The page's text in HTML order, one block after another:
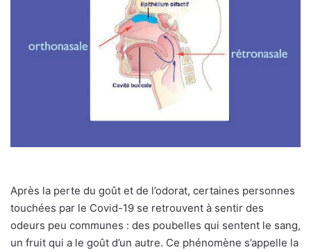
Après la perte du goût et de l’odorat, certaines personnes
touchées par le Covid-19 se retrouvent à sentir des
odeurs peu communes : des poubelles qui sentent le sang,
un fruit qui a le goût d’un autre. Ce phénomène s’appelle la